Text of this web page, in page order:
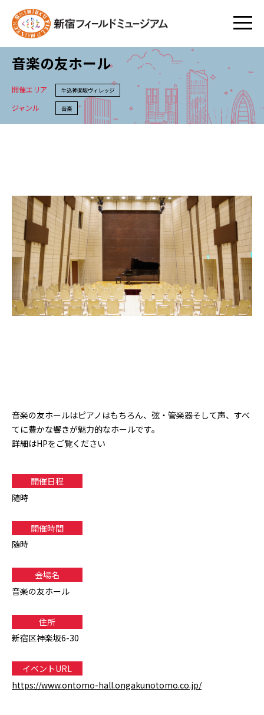
音楽の友ホール
開催エリア 牛込神楽坂ヴィレッジ
ジャンル 音楽
音楽の友ホールはピアノはもちろん、弦・管楽器そして声、すべ
てに豊かな響きが魅力的なホールです。
詳細はHPをご覧ください
開催日程
随時
開催時間
随時
会場名
音楽の友ホール
住所
新宿区神楽坂6-30
イベントURL
https://www.ontomo-hall.ongakunotomo.co.jp/